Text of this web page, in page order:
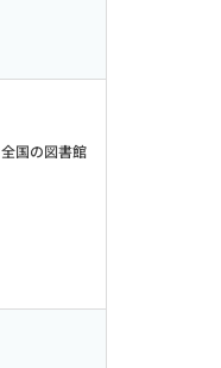
全国の図書館